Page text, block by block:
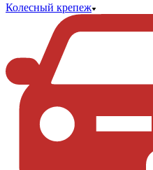
Колесный крепеж